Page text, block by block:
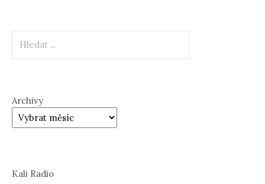
Archivy
Kali Radio